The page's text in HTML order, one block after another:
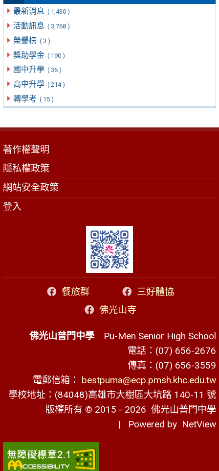
最新消息 ( 1,430 )
活動訊息 ( 3,768 )
榮譽榜 ( 3 )
獎助學金 ( 190 )
國中升學 ( 36 )
高中升學 ( 214 )
轉學考 ( 15 )
著作權聲明
隱私權政策
網站安全政策
登入
餐旅群
三好體協
佛光山寺
佛光山普門中學 Pu-Men Senior High School
電話：(07) 656-2676
傳真：(07) 656-3559
電郵信箱： bestpuma@ecp.pmsh.khc.edu.tw
學校地址：(84048)高雄市大樹區大坑路 140-11 號
版權所有 © 2015 - 2026 佛光山普門中學
| Powered by NetView